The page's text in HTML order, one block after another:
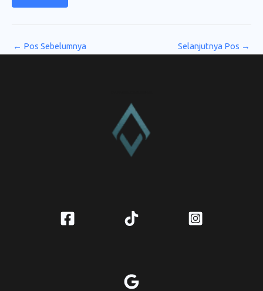
← Pos Sebelumnya Selanjutnya Pos →